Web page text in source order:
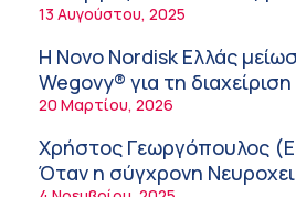
Σύσκεψη στον ΕΟΦ για την
λειτουργία της
φαρμάκων στη διάρκεια του
12:08 μμ
Μιχάλης Τάτσης,
Analyst, διευθυντής
Ανάπτυξης Ομίλου HHG
11:54 πμ
νοσοκομεία του δημοσίου
13 Αυγούστου, 2025
Η Novo Nordisk Ελλάς
Wegovy® για τη
20 Μαρτίου, 2026
Χρήστος Γεωργόπουλος
Όταν η σύγχρονη